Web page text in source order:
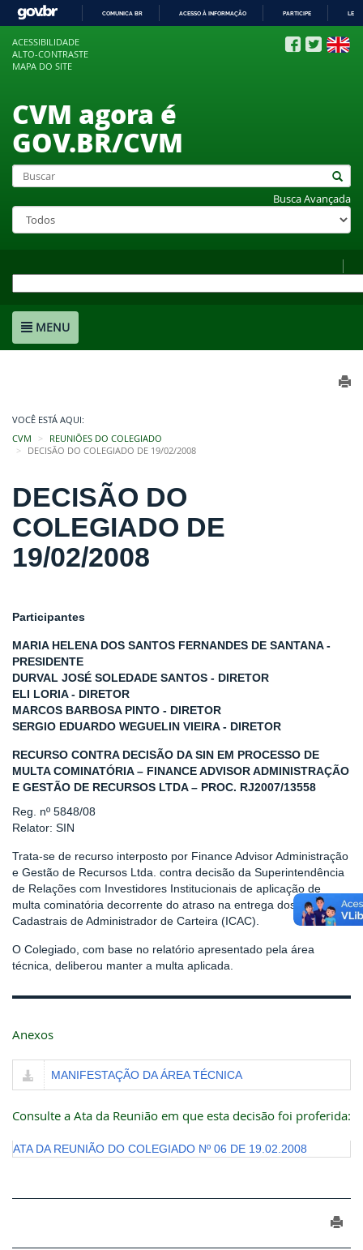
COMUNICA BR ACESSO À INFORMAÇÃO PARTICIPE
ACESSIBILIDADE
ALTO-CONTRASTE
MAPA DO SITE
CVM agora é
GOV.BR/CVM
Busca Avançada
MENU
VOCÊ ESTÁ AQUI:
CVM
REUNIÕES DO COLEGIADO
DECISÃO DO COLEGIADO DE 19/02/2008
DECISÃO DO
COLEGIADO DE
19/02/2008
Participantes
MARIA HELENA DOS SANTOS FERNANDES DE SANTANA -
PRESIDENTE
DURVAL JOSÉ SOLEDADE SANTOS - DIRETOR
ELI LORIA - DIRETOR
MARCOS BARBOSA PINTO - DIRETOR
SERGIO EDUARDO WEGUELIN VIEIRA - DIRETOR
RECURSO CONTRA DECISÃO DA SIN EM PROCESSO DE
MULTA COMINATÓRIA – FINANCE ADVISOR ADMINISTRAÇÃO
E GESTÃO DE RECURSOS LTDA – PROC. RJ2007/13558
Reg. nº 5848/08
Relator: SIN
Trata-se de recurso interposto por Finance Advisor Administração
e Gestão de Recursos Ltda. contra decisão da Superintendência
de Relações com Investidores Institucionais de aplicação de
multa cominatória decorrente do atraso na entrega dos Informes
Cadastrais de Administrador de Carteira (ICAC).
O Colegiado, com base no relatório apresentado pela área
técnica, deliberou manter a multa aplicada.
Anexos
MANIFESTAÇÃO DA ÁREA TÉCNICA
Consulte a Ata da Reunião em que esta decisão foi proferida:
ATA DA REUNIÃO DO COLEGIADO Nº 06 DE 19.02.2008